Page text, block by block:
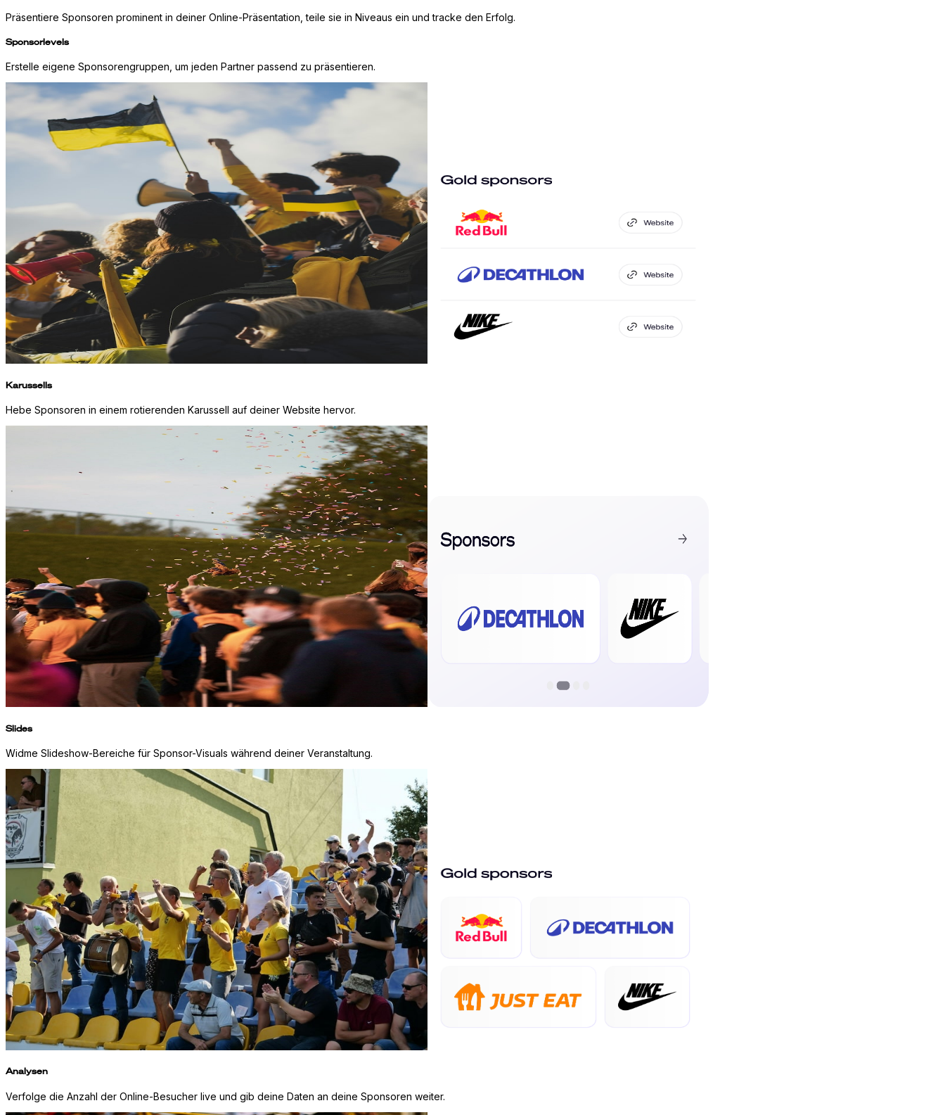
Präsentiere Sponsoren prominent in deiner Online-Präsentation, teile sie in Niveaus ein und tracke den Erfolg.
Sponsorlevels
Erstelle eigene Sponsorengruppen, um jeden Partner passend zu präsentieren.
Karussells
Hebe Sponsoren in einem rotierenden Karussell auf deiner Website hervor.
Slides
Widme Slideshow-Bereiche für Sponsor-Visuals während deiner Veranstaltung.
Analysen
Verfolge die Anzahl der Online-Besucher live und gib deine Daten an deine Sponsoren weiter.